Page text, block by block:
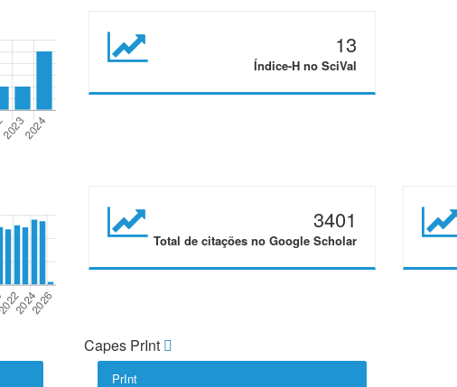
13
Índice-H no SciVal
3401
Total de citações no Google Scholar
Capes PrInt
PrInt